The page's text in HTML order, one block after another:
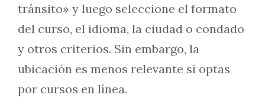
tránsito» y luego seleccione el formato
del curso, el idioma, la ciudad o condado
y otros criterios. Sin embargo, la
ubicación es menos relevante si optas
por cursos en línea.